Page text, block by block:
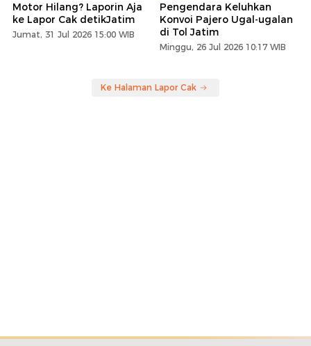
Motor Hilang? Laporin Aja
ke Lapor Cak detikJatim
Jumat, 31 Jul 2026 15:00 WIB
Pengendara Keluhkan
Konvoi Pajero Ugal-ugalan
di Tol Jatim
Minggu, 26 Jul 2026 10:17 WIB
Ke Halaman Lapor Cak